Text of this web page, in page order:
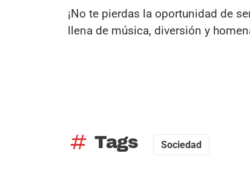
¡No te pierdas la oportunidad de
llena de música, diversión y
tag Tags Sociedad